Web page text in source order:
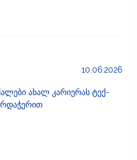
10.06.2026
ახალ კარიერას ტექ-